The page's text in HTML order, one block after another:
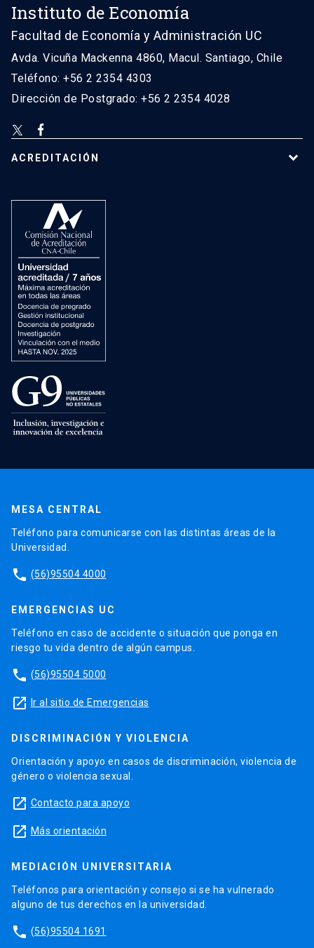
Instituto de Economía
Facultad de Economía y Administración UC
Avda. Vicuña Mackenna 4860, Macul. Santiago, Chile
Teléfono: +56 2 2354 4303
Dirección de Postgrado: +56 2 2354 4028
ACREDITACIÓN
MESA CENTRAL
Teléfono para comunicarse con las distintas áreas de la
Universidad.
phone (56)95504 4000
EMERGENCIAS UC
Teléfono en caso de accidente o situación que ponga en
riesgo tu vida dentro de algún campus.
phone (56)95504 5000
launch Ir al sitio de Emergencias
DISCRIMINACIÓN Y VIOLENCIA
Orientación y apoyo en casos de discriminación, violencia de
género o violencia sexual.
launch Contacto para apoyo
launch Más orientación
MEDIACIÓN UNIVERSITARIA
Teléfonos para orientación y consejo si se ha vulnerado
alguno de tus derechos en la universidad.
phone (56)95504 1691